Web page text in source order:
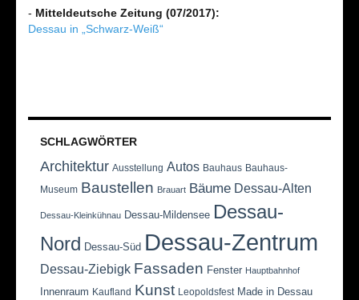
- Mitteldeutsche Zeitung (07/2017):
Dessau in „Schwarz-Weiß“
SCHLAGWÖRTER
Architektur Ausstellung Autos Bauhaus Bauhaus-
Museum Baustellen Brauart Bäume Dessau-Alten
Dessau-Kleinkühnau Dessau-Mildensee Dessau-
Nord Dessau-Süd Dessau-Zentrum
Dessau-Ziebigk Fassaden Fenster Hauptbahnhof
Innenraum Kaufland Kunst Leopoldsfest Made in Dessau